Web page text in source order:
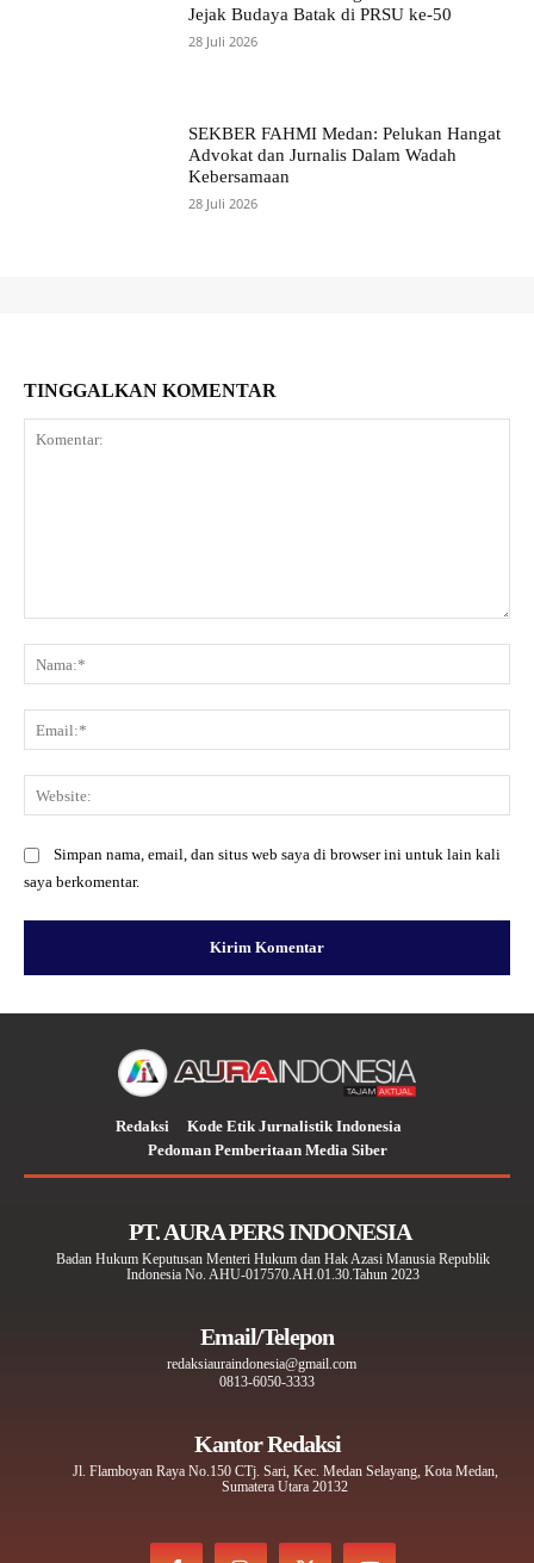
Jejak Budaya Batak di PRSU ke-50
28 Juli 2026
SEKBER FAHMI Medan: Pelukan Hangat
Advokat dan Jurnalis Dalam Wadah
Kebersamaan
28 Juli 2026
TINGGALKAN KOMENTAR
Simpan nama, email, dan situs web saya di browser ini untuk lain kali
saya berkomentar.
Redaksi
Kode Etik Jurnalistik Indonesia
Pedoman Pemberitaan Media Siber
PT. AURA PERS INDONESIA
Badan Hukum Keputusan Menteri Hukum dan Hak Azasi Manusia Republik
Indonesia No. AHU-017570.AH.01.30.Tahun 2023
Email/Telepon
redaksiauraindonesia@gmail.com
0813-6050-3333
Kantor Redaksi
Jl. Flamboyan Raya No.150 CTj. Sari, Kec. Medan Selayang, Kota Medan,
Sumatera Utara 20132